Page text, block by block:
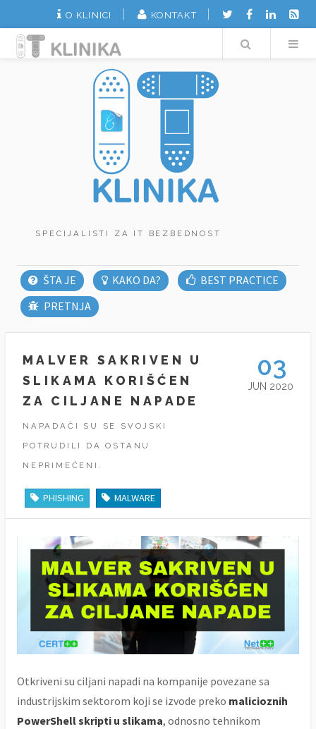
O KLINICI KONTAKT
Search
ŠTA JE KAKO DA?
BEST PRACTICE
PRETNJA
MALVER SAKRIVEN U
SLIKAMA KORIŠĆEN
ZA CILJANE NAPADE
NAPADAČI SU SE SVOJSKI
POTRUDILI DA OSTANU
NEPRIMEĆENI.
PHISHING MALWARE
03
JUN 2020
Otkriveni su ciljani napadi na kompanije povezane sa
industrijskim sektorom koji se izvode preko malicioznih
PowerShell skripti u slikama, odnosno tehnikom
SPECIJALISTI ZA IT BEZBEDNOST